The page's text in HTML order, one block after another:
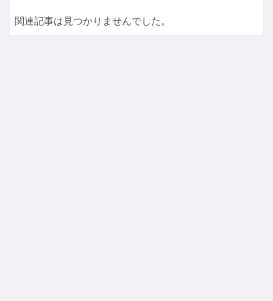
関連記事は見つかりませんでした。